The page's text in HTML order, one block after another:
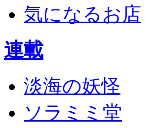
気になるお店
連載
淡海の妖怪
ソラミミ堂